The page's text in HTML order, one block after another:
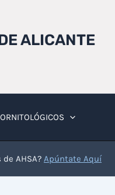
ALICANTE
AHSA? Apúntate Aquí